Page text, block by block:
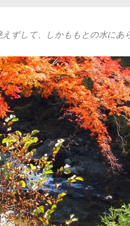
ずして、しかももとの水にあ